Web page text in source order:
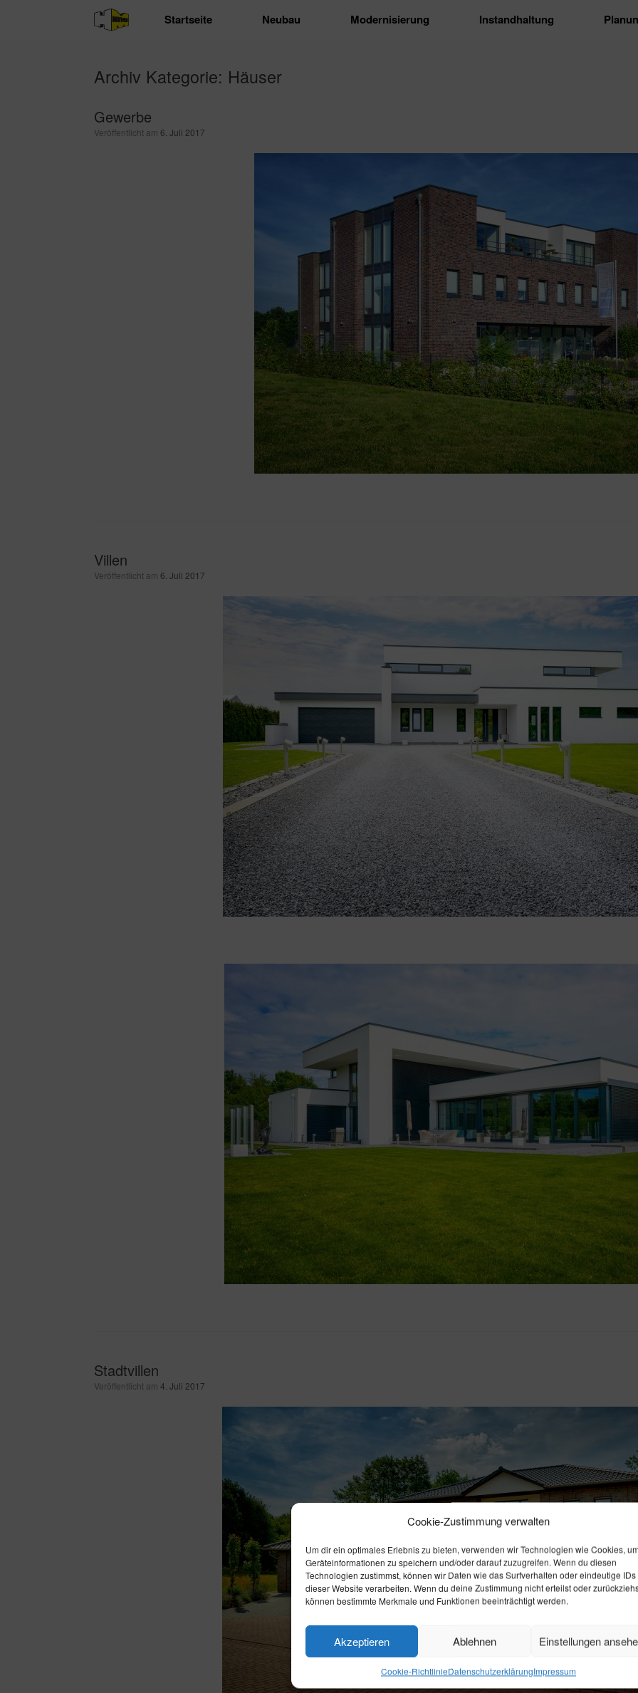
Cookie-Zustimmung verwalten
Um dir ein optimales Erlebnis zu bieten, verwenden wir Technologien wie Cookies,
Geräteinformationen zu speichern und/oder darauf zuzugreifen. Wenn du diesen
Technologien zustimmst, können wir Daten wie das Surfverhalten oder eindeutige IDs
dieser Website verarbeiten. Wenn du deine Zustimmung nicht erteilst oder
können bestimmte Merkmale und Funktionen beeinträchtigt werden.
Akzeptieren Ablehnen Einstellungen
Cookie-RichtlinieDatenschutzerklärungImpressum
Startseite Neubau Modernisierung Instandhaltung
Archiv Kategorie: Häuser
Gewerbe
Veröffentlicht am 6. Juli 2017
Villen
Veröffentlicht am 6. Juli 2017
Stadtvillen
Veröffentlicht am 4. Juli 2017